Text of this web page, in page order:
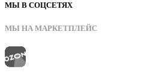
МЫ В СОЦСЕТЯХ
МЫ НА МАРКЕТПЛЕЙС